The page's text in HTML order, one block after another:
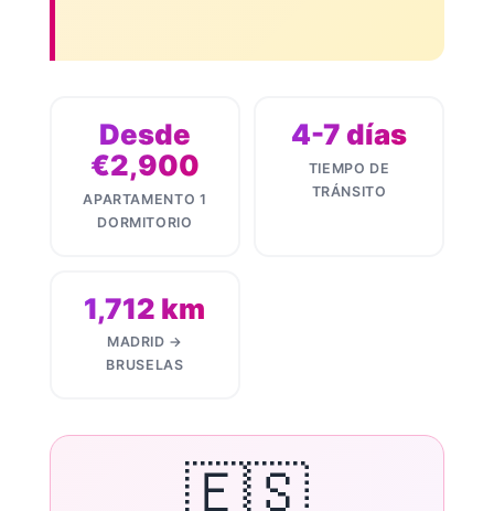
Desde
€2,900
APARTAMENTO 1
DORMITORIO
4-7 días
TIEMPO DE
TRÁNSITO
1,712 km
MADRID →
BRUSELAS
🇪🇸